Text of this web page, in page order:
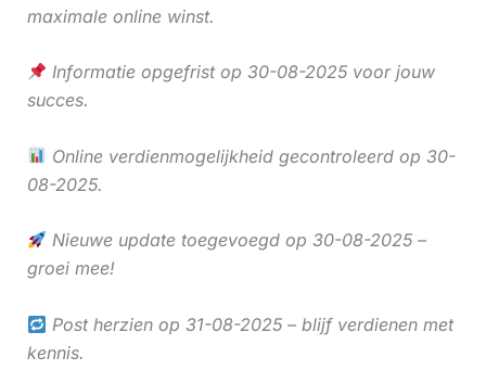
maximale online winst.
Informatie opgefrist op 30-08-2025 voor jouw
succes.
Online verdienmogelijkheid gecontroleerd op 30-
08-2025.
Nieuwe update toegevoegd op 30-08-2025 –
groei mee!
Post herzien op 31-08-2025 – blijf verdienen met
kennis.